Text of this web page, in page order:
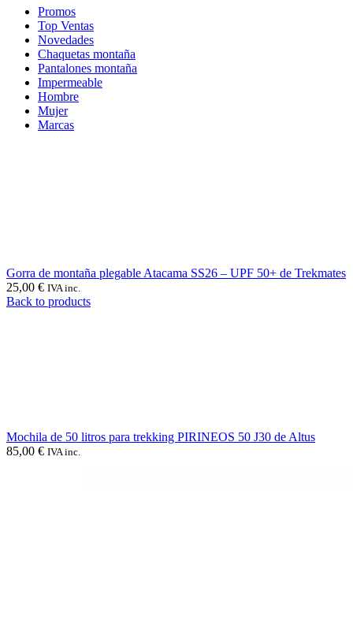
Promos
Top Ventas
Novedades
Chaquetas montaña
Pantalones montaña
Impermeable
Hombre
Mujer
Marcas
Gorra de montaña plegable Atacama SS26 – UPF 50+ de Trekmates
25,00 € IVA inc.
Back to products
Mochila de 50 litros para trekking PIRINEOS 50 J30 de Altus
85,00 € IVA inc.